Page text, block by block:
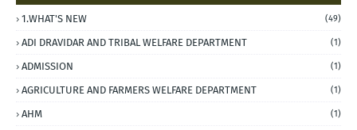
1.WHAT'S NEW (49)
ADI DRAVIDAR AND TRIBAL WELFARE DEPARTMENT (1)
ADMISSION (1)
AGRICULTURE AND FARMERS WELFARE DEPARTMENT (1)
AHM (1)